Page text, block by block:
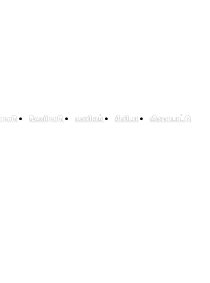
வெளிநாடு வணிகம் சினிமா விளையாட்டு